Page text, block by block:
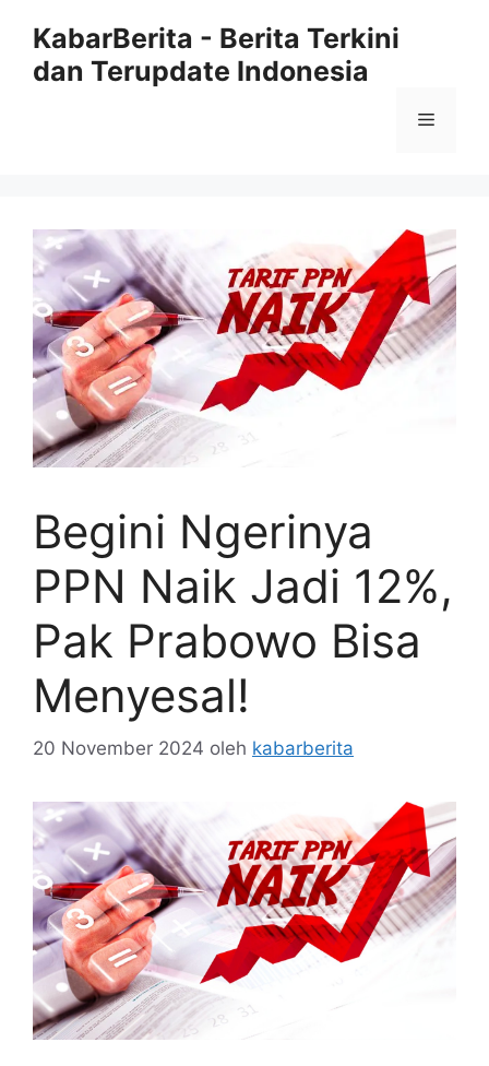
KabarBerita - Berita Terkini
dan Terupdate Indonesia
Menu
Begini Ngerinya
PPN Naik Jadi 12%,
Pak Prabowo Bisa
Menyesal!
20 November 2024 oleh kabarberita